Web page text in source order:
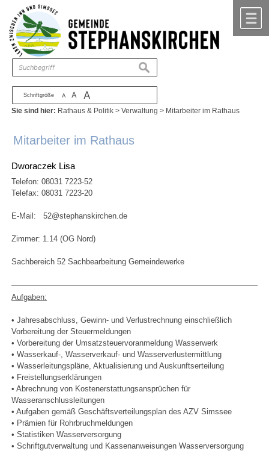
Zum Inhalt ,zur Navigation
Schriftgröße A A A
suchen
Sie sind hier: Rathaus & Politik >Verwaltung > Mitarbeiter im Rathaus
Mitarbeiter im Rathaus
Dworaczek Lisa
Telefon:08031 7223-52
Telefax: 08031 7223-20
E-Mail:52@stephanskirchen.de
Zimmer: 1.14 (OG Nord)
Sachbereich 52 Sachbearbeitung Gemeindewerke
Aufgaben:
• Jahresabschluss, Gewinn- und Verlustrechnung einschließlich
Vorbereitung der Steuermeldungen
• Vorbereitung der Umsatzsteuervoranmeldung Wasserwerk
• Wasserkauf-, Wasserverkauf- und Wasserverlustermittlung
• Wasserleitungspläne, Aktualisierung und Auskunftserteilung
• Freistellungserklärungen
• Abrechnung von Kostenerstattungsansprüchen für
Wasseranschlussleitungen
• Aufgaben gemäß Geschäftsverteilungsplan des AZV Simssee
• Prämien für Rohrbruchmeldungen
• Statistiken Wasserversorgung
• Schriftgutverwaltung und Kassenanweisungen Wasserversorgung